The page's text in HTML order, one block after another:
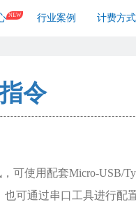
NEW 行业案例 计费方式
令
可使用配套Micro-USB/
也可通过串口工具进行配